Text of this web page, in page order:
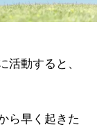
活動すると、
ら早く起きた